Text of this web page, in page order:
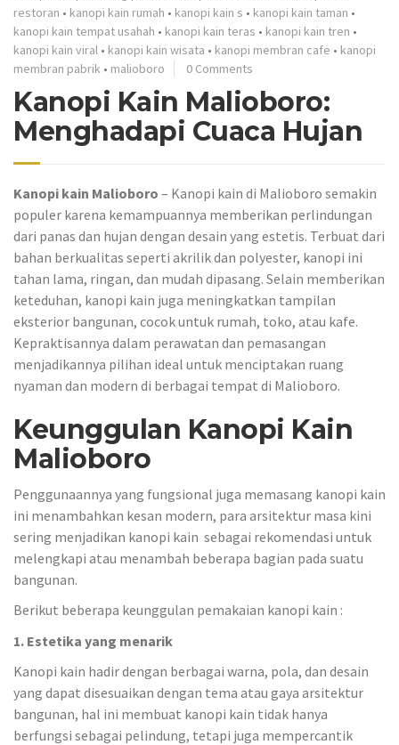
restoran • kanopi kain rumah • kanopi kain s • kanopi kain taman •
kanopi kain tempat usahah • kanopi kain teras • kanopi kain tren •
kanopi kain viral • kanopi kain wisata • kanopi membran cafe • kanopi
membran pabrik • malioboro 0 Comments
Kanopi Kain Malioboro:
Menghadapi Cuaca Hujan
Kanopi kain Malioboro – Kanopi kain di Malioboro semakin
populer karena kemampuannya memberikan perlindungan
dari panas dan hujan dengan desain yang estetis. Terbuat dari
bahan berkualitas seperti akrilik dan polyester, kanopi ini
tahan lama, ringan, dan mudah dipasang. Selain memberikan
keteduhan, kanopi kain juga meningkatkan tampilan
eksterior bangunan, cocok untuk rumah, toko, atau kafe.
Kepraktisannya dalam perawatan dan pemasangan
menjadikannya pilihan ideal untuk menciptakan ruang
nyaman dan modern di berbagai tempat di Malioboro.
Keunggulan Kanopi Kain
Malioboro
Penggunaannya yang fungsional juga memasang kanopi kain
ini menambahkan kesan modern, para arsitektur masa kini
sering menjadikan kanopi kain sebagai rekomendasi untuk
melengkapi atau menambah beberapa bagian pada suatu
bangunan.
Berikut beberapa keunggulan pemakaian kanopi kain :
1. Estetika yang menarik
Kanopi kain hadir dengan berbagai warna, pola, dan desain
yang dapat disesuaikan dengan tema atau gaya arsitektur
bangunan, hal ini membuat kanopi kain tidak hanya
berfungsi sebagai pelindung, tetapi juga mempercantik